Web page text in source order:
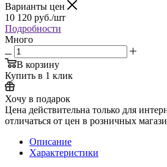
Варианты цен
10 120 руб./шт
Подробности
Много
В корзину
Купить в 1 клик
Хочу в подарок
Цена действительна только для
отличаться от цен в розничных
Описание
Характеристики